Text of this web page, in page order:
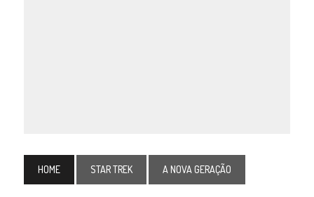
HOME STAR TREK A NOVA GERAÇÃO